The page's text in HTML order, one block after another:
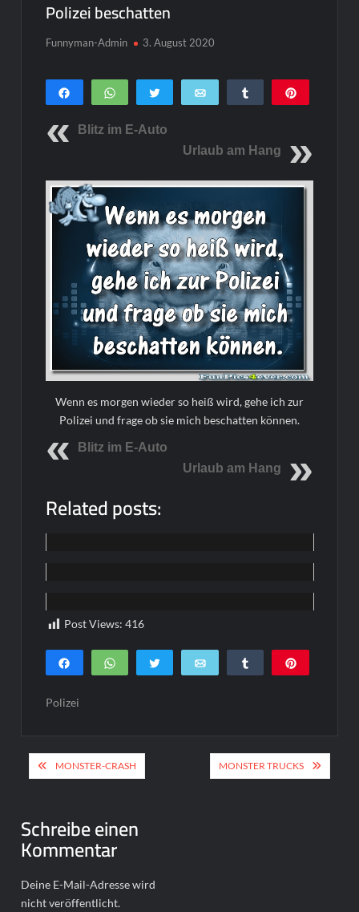
Polizei beschatten
Funnyman-Admin 3. August 2020
Teilen WhatsApp Twittern E-Mail Teilen
SHARES
Blitz im E-Auto
Urlaub am Hang
Wenn es morgen wieder so heiß wird, gehe ich zur
Polizei und frage ob sie mich beschatten können.
Blitz im E-Auto
Urlaub am Hang
Related posts:
Post Views: 416
Teilen WhatsApp Twittern E-Mail Teilen
SHARES
Polizei
Beitragsnavigation
MONSTER-CRASH MONSTER TRUCKS
Schreibe einen
Kommentar
Deine E-Mail-Adresse wird
nicht veröffentlicht.